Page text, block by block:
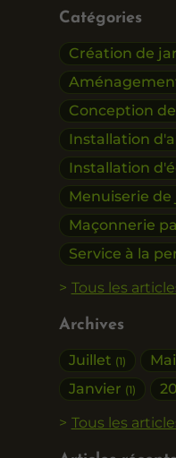
Catégories
Création de
Conception
Installation
Installation
Menuiserie
Maçonnerie
Service à la
Tous les
Archives
Juillet (1) Mai
Janvier (1)
Tous les